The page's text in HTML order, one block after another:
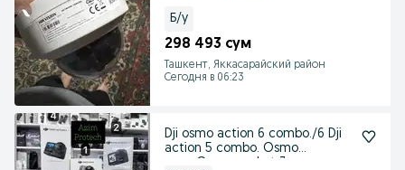
Б/у
298 493 сум
Ташкент, Яккасарайский район
Сегодня в 06:23
Dji osmo action 6 combo./6 Dji
action 5 combo. Osmo